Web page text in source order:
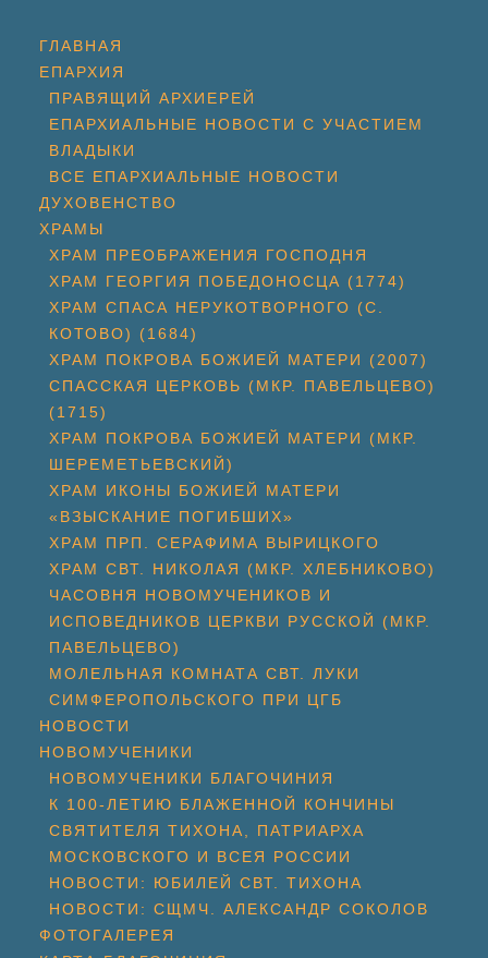
ГЛАВНАЯ
ЕПАРХИЯ
ПРАВЯЩИЙ АРХИЕРЕЙ
ЕПАРХИАЛЬНЫЕ НОВОСТИ С УЧАСТИЕМ
ВЛАДЫКИ
ВСЕ ЕПАРХИАЛЬНЫЕ НОВОСТИ
ДУХОВЕНСТВО
ХРАМЫ
ХРАМ ПРЕОБРАЖЕНИЯ ГОСПОДНЯ
ХРАМ ГЕОРГИЯ ПОБЕДОНОСЦА (1774)
ХРАМ СПАСА НЕРУКОТВОРНОГО (С.
КОТОВО) (1684)
ХРАМ ПОКРОВА БОЖИЕЙ МАТЕРИ (2007)
СПАССКАЯ ЦЕРКОВЬ (МКР. ПАВЕЛЬЦЕВО)
(1715)
ХРАМ ПОКРОВА БОЖИЕЙ МАТЕРИ (МКР.
ШЕРЕМЕТЬЕВСКИЙ)
ХРАМ ИКОНЫ БОЖИЕЙ МАТЕРИ
«ВЗЫСКАНИЕ ПОГИБШИХ»
ХРАМ ПРП. СЕРАФИМА ВЫРИЦКОГО
ХРАМ СВТ. НИКОЛАЯ (МКР. ХЛЕБНИКОВО)
ЧАСОВНЯ НОВОМУЧЕНИКОВ И
ИСПОВЕДНИКОВ ЦЕРКВИ РУССКОЙ (МКР.
ПАВЕЛЬЦЕВО)
МОЛЕЛЬНАЯ КОМНАТА СВТ. ЛУКИ
СИМФЕРОПОЛЬСКОГО ПРИ ЦГБ
НОВОСТИ
НОВОМУЧЕНИКИ
НОВОМУЧЕНИКИ БЛАГОЧИНИЯ
К 100-ЛЕТИЮ БЛАЖЕННОЙ КОНЧИНЫ
СВЯТИТЕЛЯ ТИХОНА, ПАТРИАРХА
МОСКОВСКОГО И ВСЕЯ РОССИИ
НОВОСТИ: ЮБИЛЕЙ СВТ. ТИХОНА
НОВОСТИ: СЩМЧ. АЛЕКСАНДР СОКОЛОВ
ФОТОГАЛЕРЕЯ